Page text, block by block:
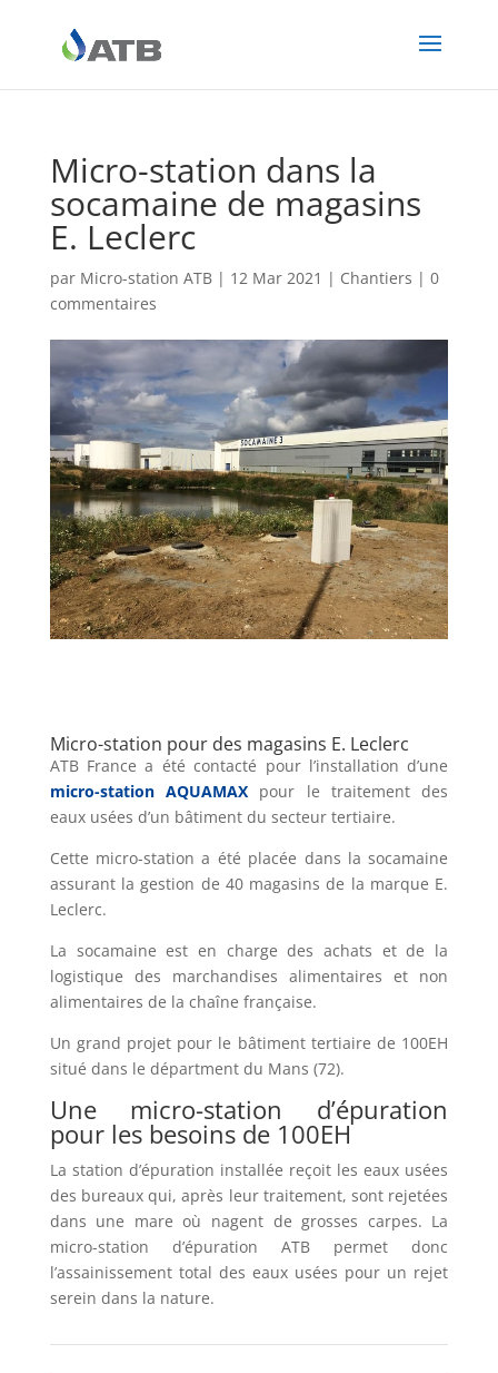
Micro-station dans la
socamaine de magasins
E. Leclerc
par Micro-station ATB| 12 Mar 2021 | Chantiers | 0
commentaires
Micro-station pour des magasins E. Leclerc
ATB France a été contacté pour l’installation d’une
micro-station AQUAMAX pour le traitement des
eaux usées d’un bâtiment du secteur tertiaire.
Cette micro-station a été placée dans la socamaine
assurant la gestion de 40 magasins de la marque E.
Leclerc.
La socamaine est en charge des achats et de la
logistique des marchandises alimentaires et non
alimentaires de la chaîne française.
Un grand projet pour le bâtiment tertiaire de 100EH
situé dans le départment du Mans (72).
Une micro-station d’épuration
pour les besoins de 100EH
La station d’épuration installée reçoit les eaux usées
des bureaux qui, après leur traitement, sont rejetées
dans une mare où nagent de grosses carpes. La
micro-station d’épuration ATB permet donc
l’assainissement total des eaux usées pour un rejet
serein dans la nature.